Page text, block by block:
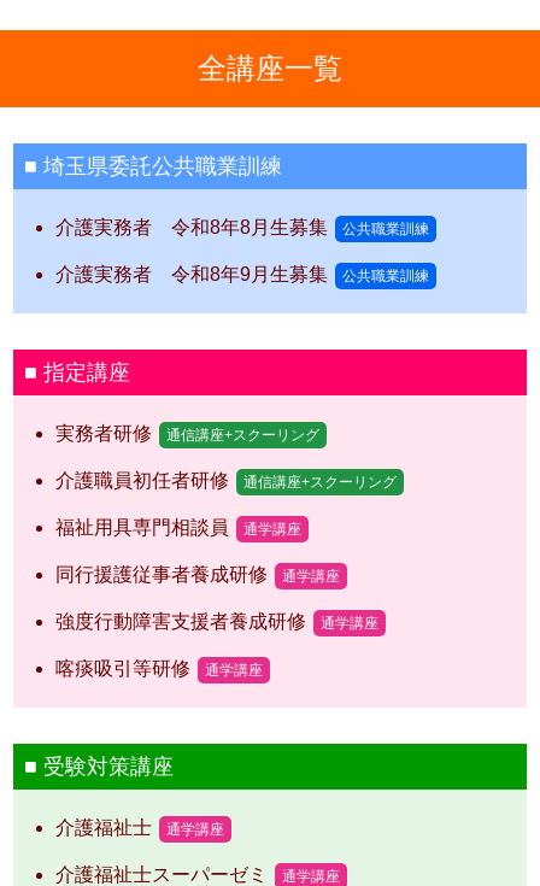
全講座一覧
埼玉県委託公共職業訓練
介護実務者 令和8年8月生募集 公共職業訓練
介護実務者 令和8年9月生募集 公共職業訓練
指定講座
実務者研修 通信講座+スクーリング
介護職員初任者研修 通信講座+スクーリング
福祉用具専門相談員 通学講座
同行援護従事者養成研修 通学講座
強度行動障害支援者養成研修 通学講座
喀痰吸引等研修 通学講座
受験対策講座
介護福祉士 通学講座
介護福祉士スーパーゼミ 通学講座